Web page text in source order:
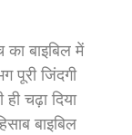
बाइबिल में
पूरी जिंदगी
चढ़ा दिया
बाइबिल